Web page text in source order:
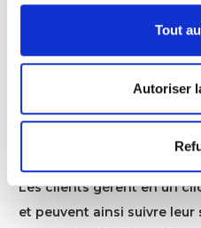
Tout
Autoriser
présentoirs …) et
réseaux de franchise.
revendeurs BtoB mais
distribution auprès des
nous faisons actuellement
Les clients gèrent en un
et peuvent ainsi suivre